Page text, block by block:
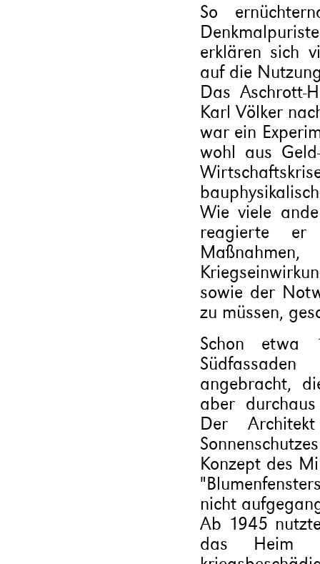
So
erklären sich
auf die
Das Aschrott-
Karl Völker
war ein
wohl aus
Wie viele
reagierte er
sowie der
zu müssen,
Schon etwa
angebracht,
aber
Der
Konzept des
nicht
Ab 1945
das Heim